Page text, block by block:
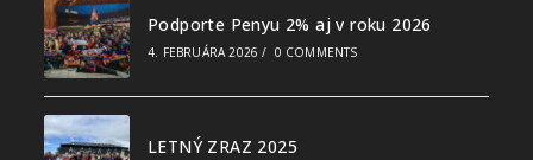
Podporte Penyu 2% aj v roku 2026
4. FEBRUÁRA 2026 / 0 COMMENTS
LETNÝ ZRAZ 2025